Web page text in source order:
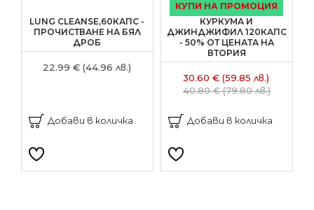
LUNG CLEANSE,60КАПС -
ПРОЧИСТВАНЕ НА БЯЛ
ДРОБ
22.99 € (44.96 лв.)
Добави в количка
КУПИ НА ПРОМОЦИЯ
КУРКУМА И
ДЖИНДЖИФИЛ 120КАПС
- 50% ОТ ЦЕНАТА НА
ВТОРИЯ
30.60 € (59.85 лв.)
40.80 € (79.80 лв.)
Добави в количка